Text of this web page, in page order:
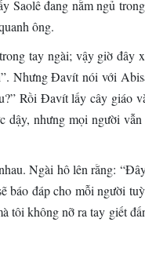
Saolê đang nằm ngủ
ông.
tay ngài; vậy giờ đây
Nhưng Ðavít nói với
Rồi Ðavít lấy cây giáo
dậy, nhưng mọi người
Ngài hô lên rằng:
báo đáp cho mỗi người
tôi không nỡ ra tay giết